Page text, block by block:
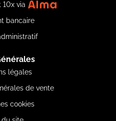
10x via
bancaire
légales
de vente
cookies